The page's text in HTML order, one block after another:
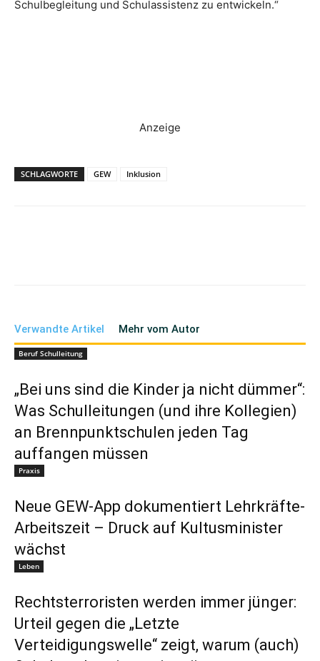
Schulbegleitung und Schulassistenz zu entwickeln.“
Anzeige
SCHLAGWORTE GEW Inklusion
Verwandte Artikel Mehr vom Autor
Beruf Schulleitung
„Bei uns sind die Kinder ja nicht dümmer“:
Was Schulleitungen (und ihre Kollegien)
an Brennpunktschulen jeden Tag
auffangen müssen
Praxis
Neue GEW-App dokumentiert Lehrkräfte-
Arbeitszeit – Druck auf Kultusminister
wächst
Leben
Rechtsterroristen werden immer jünger:
Urteil gegen die „Letzte
Verteidigungswelle“ zeigt, warum (auch)